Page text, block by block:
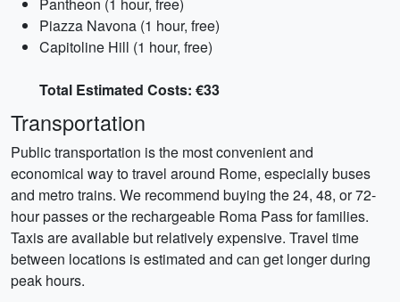
Piazza Navona (1 hour, free)
Capitoline Hill (1 hour, free)
Total Estimated Costs: €33
Transportation
Public transportation is the most convenient and
economical way to travel around Rome, especially buses
and metro trains. We recommend buying the 24, 48, or 72-
hour passes or the rechargeable Roma Pass for families.
Taxis are available but relatively expensive. Travel time
between locations is estimated and can get longer during
peak hours.